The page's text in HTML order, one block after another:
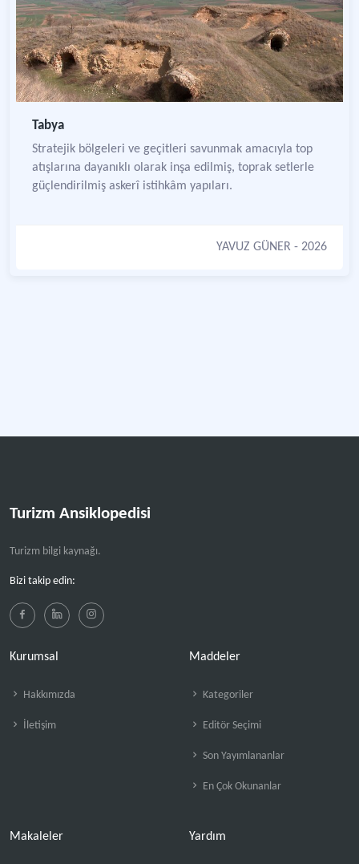
Tabya
Stratejik bölgeleri ve geçitleri savunmak amacıyla top
atışlarına dayanıklı olarak inşa edilmiş, toprak setlerle
güçlendirilmiş askerî istihkâm yapıları.
YAVUZ GÜNER - 2026
Turizm Ansiklopedisi
Turizm bilgi kaynağı.
Bizi takip edin:
Kurumsal
Hakkımızda
İletişim
Maddeler
Kategoriler
Editör Seçimi
Son Yayımlananlar
En Çok Okunanlar
Makaleler Yardım